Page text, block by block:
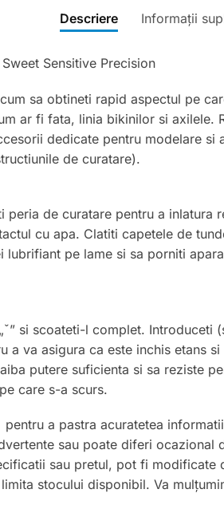
Descriere Informații
Sensitive Precision
sa obtineti rapid aspectul pe
ar fi fata, linia bikinilor si
dedicate pentru modelare
de curatare).
de curatare pentru a
cu apa. Clatiti capetele de
lubrifiant pe lame si sa porniti
si scoateti-l complet.
a va asigura ca este inchis
putere suficienta si sa reziste
care s-a scurs.
a pastra acuratetea
sau poate diferi
sau pretul, pot fi
stocului disponibil. Va